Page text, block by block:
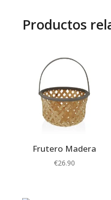
Productos
Frutero Madera
€26.90